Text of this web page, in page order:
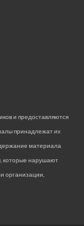
и предоставляются
принадлежат их
материала
которые нарушают
организации,